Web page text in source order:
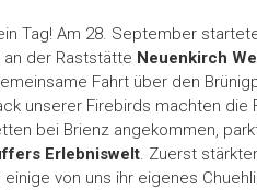
Tag! Am 28. September
an der Raststätte Neuenkirch
Fahrt über den
unserer Firebirds machten die
bei Brienz angekommen,
Erlebniswelt. Zuerst
einige von uns ihr eigenes